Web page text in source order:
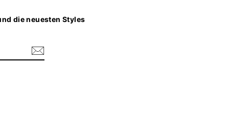
die neuesten Styles